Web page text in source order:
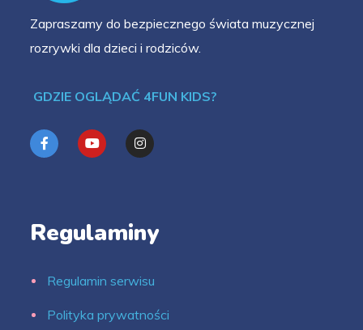
Zapraszamy do bezpiecznego świata muzycznej
rozrywki dla dzieci i rodziców.
GDZIE OGLĄDAĆ 4FUN KIDS?
Regulaminy
Regulamin serwisu
Polityka prywatności